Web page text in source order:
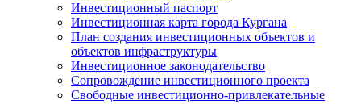
Инвестиционный паспорт
Инвестиционная карта города Кургана
План создания инвестиционных объектов и
объектов инфраструктуры
Инвестиционное законодательство
Сопровождение инвестиционного проекта
Свободные инвестиционно-привлекательные